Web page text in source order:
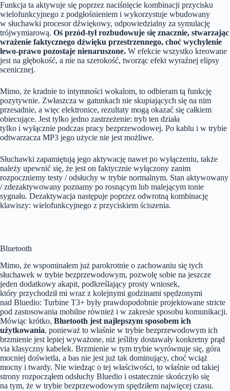
Funkcja ta aktywuje się poprzez naciśnięcie kombinacji przycisku
wielofunkcyjnego z podgłośnieniem i wykorzystuje wbudowany
w słuchawki procesor dźwiękowy, odpowiedzialny za symulację
trójwymiarową. Oś przód-tył rozbudowuje się znacznie, stwarzając
wrażenie faktycznego dźwięku przestrzennego, choć wychylenie
lewo-prawo pozostaje nienaruszone. W efekcie wszystko kreowane
jest na głębokość, a nie na szerokość, tworząc efekt wyraźnej elipsy
scenicznej.
Mimo, że kradnie to intymności wokalom, to odbieram tą funkcję
pozytywnie. Zwłaszcza w gatunkach nie skupiających się na nim
przesadnie, a więc elektronice, rezultaty mogą okazać się całkiem
obiecujące. Jest tylko jedno zastrzeżenie: tryb ten działa
tylko i wyłącznie podczas pracy bezprzewodowej. Po kablu i w trybie
odtwarzacza MP3 jego użycie nie jest możliwe.
Słuchawki zapamiętują jego aktywację nawet po wyłączeniu, także
należy upewnić się, że jest on faktycznie wyłączony zanim
rozpoczniemy testy / odsłuchy w trybie normalnym. Stan aktywowany
/ zdezaktywowany poznamy po rosnącym lub malejącym tonie
sygnału. Dezaktywacja następuje poprzez odwrotną kombinację
klawiszy: wielofunkcyjnego z przyciskiem ściszenia.
Bluetooth
Mimo, że wspominałem już parokrotnie o zachowaniu się tych
słuchawek w trybie bezprzewodowym, pozwolę sobie na jeszcze
jeden dodatkowy akapit, podkreślający prosty wniosek,
który przychodził mi wraz z kolejnymi godzinami spędzonymi
nad Bluedio: Turbine T3+ były prawdopodobnie projektowane stricte
pod zastosowania mobilne również i w zakresie sposobu komunikacji.
Mówiąc krótko, Bluetooth jest najlepszym sposobem ich
użytkowania, ponieważ to właśnie w trybie bezprzewodowym ich
brzmienie jest lepiej wyważone, niż jeśliby dostawały konkretny prąd
via klasyczny kabelek. Brzmienie w tym trybie wyrównuje się, góra
mocniej doświetla, a bas nie jest już tak dominujący, choć wciąż
mocny i twardy. Nie wiedząc o tej właściwości, to właśnie od takiej
strony rozpocząłem odsłuchy Bluedio i ostatecznie skończyło się
na tym, że w trybie bezprzewodowym spędziłem najwięcej czasu.